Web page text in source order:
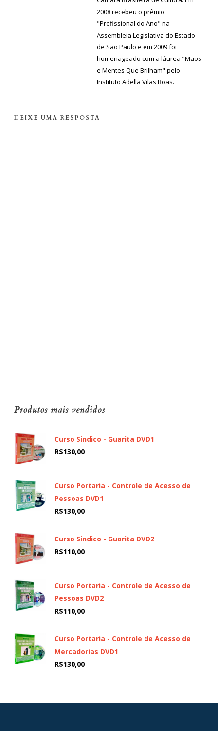
2008 recebeu o prêmio
"Profissional do Ano" na
Assembleia Legislativa do Estado
de São Paulo e em 2009 foi
homenageado com a láurea "Mãos
e Mentes Que Brilham" pelo
Instituto Adella Vilas Boas.
DEIXE UMA RESPOSTA
Produtos mais vendidos
Curso Sindico - Guarita DVD1
R$130,00
Curso Portaria - Controle de Acesso de
Pessoas DVD1
R$130,00
Curso Sindico - Guarita DVD2
R$110,00
Curso Portaria - Controle de Acesso de
Pessoas DVD2
R$110,00
Curso Portaria - Controle de Acesso de
Mercadorias DVD1
R$130,00